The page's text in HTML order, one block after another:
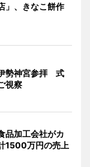
」、きなこ餅作
勢神宮参拝 式
視察
品加工会社がカ
1500万円の売上